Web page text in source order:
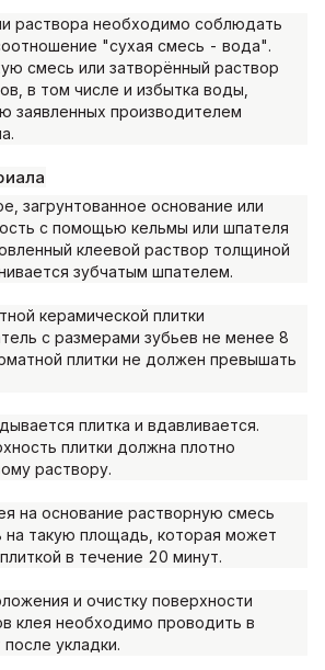
раствора необходимо соблюдать
"сухая смесь - вода".
смесь или затворённый раствор
в том числе и избытка воды,
заявленных производителем
загрунтованное основание или
с помощью кельмы или шпателя
клеевой раствор толщиной
зубчатым шпателем.
керамической плитки
с размерами зубьев не менее 8
плитки не должен превышать
плитка и вдавливается.
плитки должна плотно
раствору.
на основание растворную смесь
на такую площадь, которая может
в течение 20 минут.
и очистку поверхности
клея необходимо проводить в
укладки.